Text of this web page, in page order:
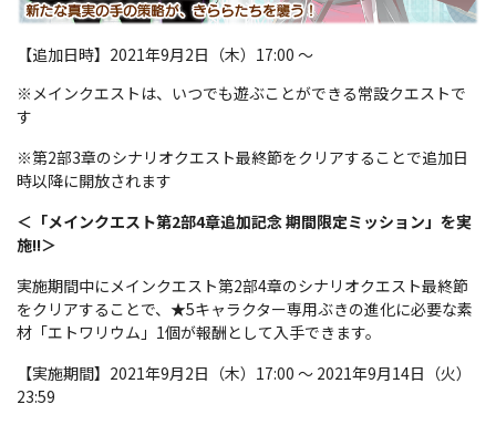
【追加日時】2021年9月2日（木）17:00 〜
※メインクエストは、いつでも遊ぶことができる常設クエストで
す
※第2部3章のシナリオクエスト最終節をクリアすることで追加日
時以降に開放されます
＜「メインクエスト第2部4章追加記念 期間限定ミッション」を実
施!!＞
実施期間中にメインクエスト第2部4章のシナリオクエスト最終節
をクリアすることで、★5キャラクター専用ぶきの進化に必要な素
材「エトワリウム」1個が報酬として入手できます。
【実施期間】2021年9月2日（木）17:00 〜 2021年9月14日（火）
23:59